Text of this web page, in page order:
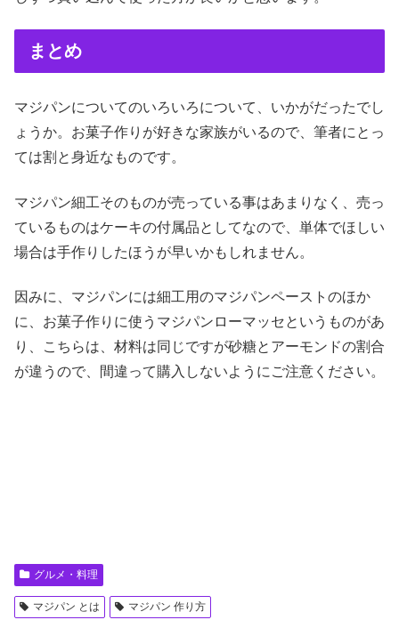
まとめ
マジパンについてのいろいろについて、いかがだったでし
ょうか。お菓子作りが好きな家族がいるので、筆者にとっ
ては割と身近なものです。
マジパン細工そのものが売っている事はあまりなく、売っ
ているものはケーキの付属品としてなので、単体でほしい
場合は手作りしたほうが早いかもしれません。
因みに、マジパンには細工用のマジパンペーストのほか
に、お菓子作りに使うマジパンローマッセというものがあ
り、こちらは、材料は同じですが砂糖とアーモンドの割合
が違うので、間違って購入しないようにご注意ください。
グルメ・料理
マジパン とは マジパン 作り方